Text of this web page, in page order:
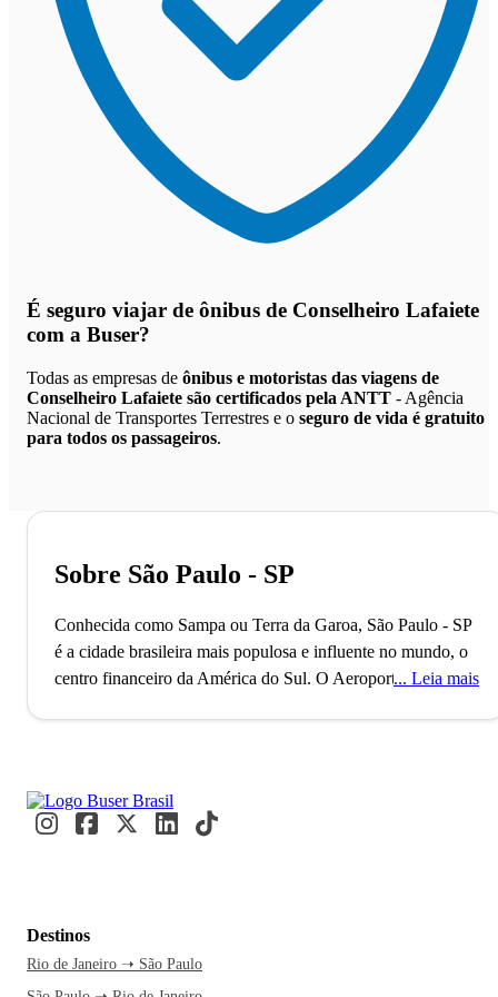
É seguro viajar de ônibus de Conselheiro Lafaiete
com a Buser?
Todas as empresas de ônibus e motoristas das viagens de
Conselheiro Lafaiete são certificados pela ANTT - Agência
Nacional de Transportes Terrestres e o seguro de vida é gratuito
para todos os passageiros.
Sobre São Paulo - SP
Conhecida como Sampa ou Terra da Garoa, São Paulo - SP
é a cidade brasileira mais populosa e influente no mundo, o
centro financeiro da América do Sul. O Aeroporto de
eventos internacionais como a Bienal de Arte e a São Paulo
Fashion Week acontecem. Paulistanos e visitantes se
Paulista e suas atrações culturais. A cidade nunca dorme, e
essa energia contagiante é motivo mais do que suficiente
Leia mais
Destinos
Rio de Janeiro ➝ São Paulo